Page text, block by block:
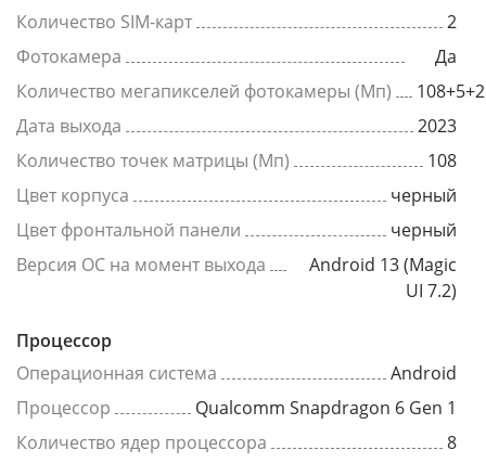
Количество SIM-карт
2
Фотокамера
Да
Количество мегапикселей фотокамеры (Мп)
108+5+2
Дата выхода
2023
Количество точек матрицы (Мп)
108
Цвет корпуса
черный
Цвет фронтальной панели
черный
Версия ОС на момент выхода
Android 13 (Magic
UI 7.2)
Процессор
Операционная система
Android
Процессор
Qualcomm Snapdragon 6 Gen 1
Количество ядер процессора
8